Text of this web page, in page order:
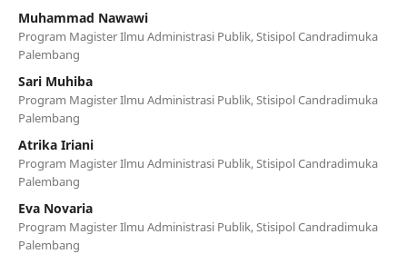
Muhammad Nawawi
Program Magister Ilmu Administrasi Publik, Stisipol Candradimuka
Palembang
Sari Muhiba
Program Magister Ilmu Administrasi Publik, Stisipol Candradimuka
Palembang
Atrika Iriani
Program Magister Ilmu Administrasi Publik, Stisipol Candradimuka
Palembang
Eva Novaria
Program Magister Ilmu Administrasi Publik, Stisipol Candradimuka
Palembang